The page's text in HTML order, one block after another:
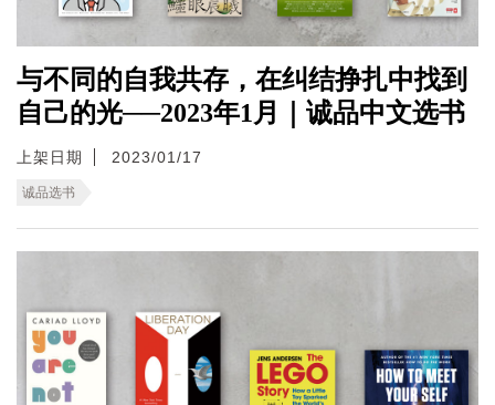
与不同的自我共存，在纠结挣扎中找到
自己的光──2023年1月｜诚品中文选书
上架日期 2023/01/17
诚品选书